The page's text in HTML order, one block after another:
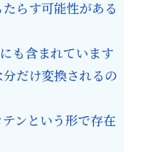
らす可能性がある
も含まれています
だけ変換されるの
ンという形で存在